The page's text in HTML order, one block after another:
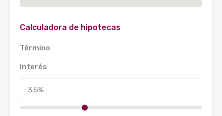
Calculadora de hipotecas
Término
Interés